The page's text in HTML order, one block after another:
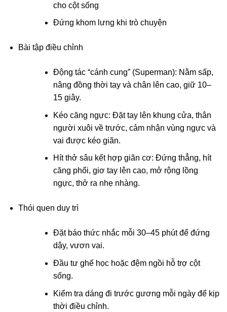
cho cột sống
Đứng khom lưng khi trò chuyện
Bài tập điều chỉnh
Động tác “cánh cung” (Superman): Nằm sấp,
nâng đồng thời tay và chân lên cao, giữ 10–
15 giây.
Kéo căng ngực: Đặt tay lên khung cửa, thân
người xuôi về trước, cảm nhận vùng ngực và
vai được kéo giãn.
Hít thở sâu kết hợp giãn cơ: Đứng thẳng, hít
căng phổi, giơ tay lên cao, mở rộng lồng
ngực, thở ra nhẹ nhàng.
Thói quen duy trì
Đặt báo thức nhắc mỗi 30–45 phút để đứng
dậy, vươn vai.
Đầu tư ghế học hoặc đệm ngồi hỗ trợ cột
sống.
Kiểm tra dáng đi trước gương mỗi ngày để kịp
thời điều chỉnh.